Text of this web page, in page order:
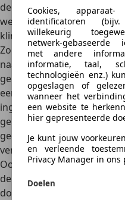
Cookies,
identificatoren (bijv.
willekeurig
netwerk-gebaseerde
met andere
informatie, taal,
technologieën enz.)
opgeslagen of
wanneer het
een website te
hier gepresenteerde
Je kunt jouw
en verleende
Privacy Manager in
Doelen
deels ook om het grote
werd opgewekt door een
klinkende uitlaat.
Zo is het motorgeluid
naar buiten afgespeeld.
gehoord worden. De basis
een AMG GT-R, die op een
ingenieurs hebben daarbij
geluid van de achtcilinder
gedigitaliseerd.
vervolgens via de hifi-
Ook niet echt zijn de
de niet-bestaande
doet denken aan Hyundai.